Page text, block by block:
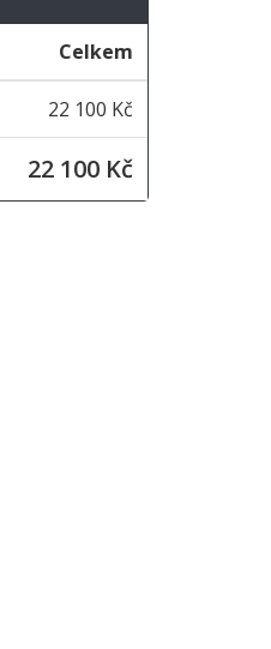
Celkem
22 100 Kč
22 100 Kč